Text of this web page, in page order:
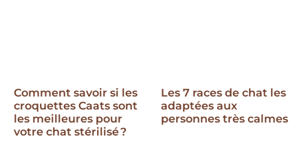
Comment savoir si les
croquettes Caats sont
les meilleures pour
votre chat stérilisé ?
Les 7 races de chat les
adaptées aux
personnes très calmes